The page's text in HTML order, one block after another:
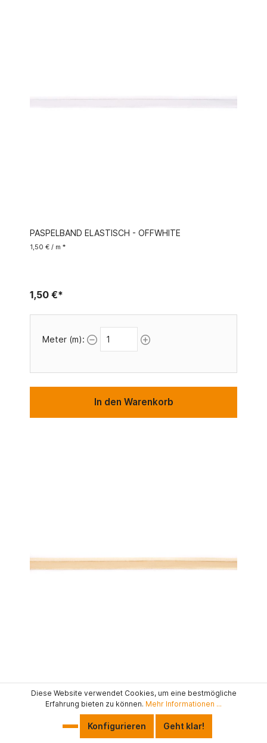
PASPELBAND ELASTISCH - OFFWHITE
1,50 € / m *
1,50 €*
Meter (m):
In den Warenkorb
PASPELBAND ELASTISCH - GELB
1,50 € / m *
Diese Website verwendet Cookies, um eine bestmögliche
Erfahrung bieten zu können. Mehr Informationen ...
Konfigurieren Geht klar!